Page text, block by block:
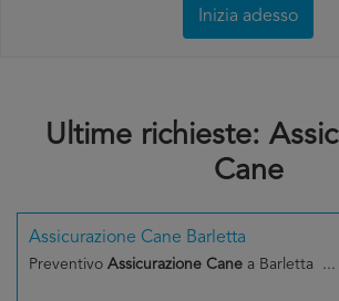
Inizia adesso
Ultime richieste:
Cane
Assicurazione Cane Barletta
Preventivo Assicurazione Cane a Barletta ...